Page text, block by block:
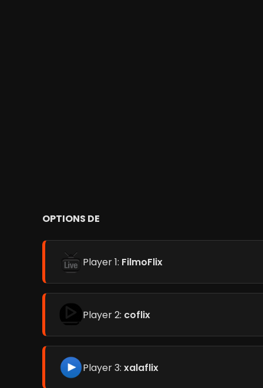
OPTIONS DE
Player 1: FilmoFlix
Player 2: coflix
Player 3: xalaflix